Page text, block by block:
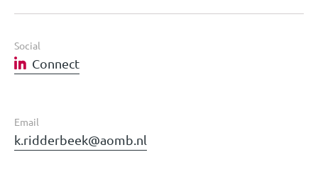
Social
Connect
Email
k.ridderbeek@aomb.nl